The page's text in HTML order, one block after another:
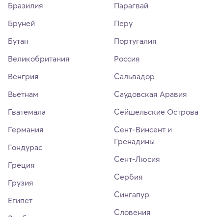
Бразилия
Бруней
Бутан
Великобритания
Венгрия
Вьетнам
Гватемала
Германия
Гондурас
Греция
Грузия
Египет
Парагвай
Перу
Португалия
Россия
Сальвадор
Саудовская Аравия
Сейшельские Острова
Сент-Винсент и
Гренадины
Сент-Люсия
Сербия
Сингапур
Словения